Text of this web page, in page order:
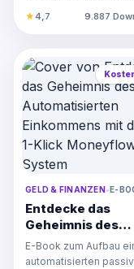
diesem
finanzielle Freiheit mi…
★4,7 9.887
GELD & FINANZEN•E-
Entdecke das
Geheimnis des
Automatisierten
Einkommens mit
E-Book zum Aufbau
automatisierten